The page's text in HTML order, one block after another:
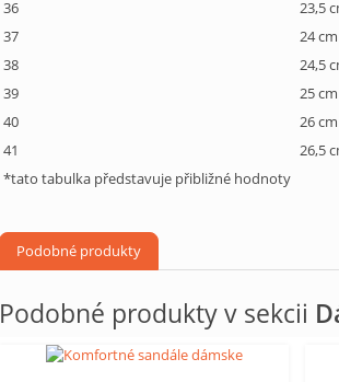
36
23,5
37
24 cm
38
24,5
39
25 cm
40
26 cm
41
26,5
*tato tabulka představuje přibližné hodnoty
Podobné produkty
Podobné produkty v sekcii